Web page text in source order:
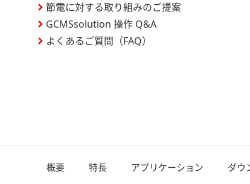
節電に対する取り組みのご提案
GCMSsolution 操作 Q&A
よくあるご質問（FAQ）
概要 特長 アプリケーション ダウ